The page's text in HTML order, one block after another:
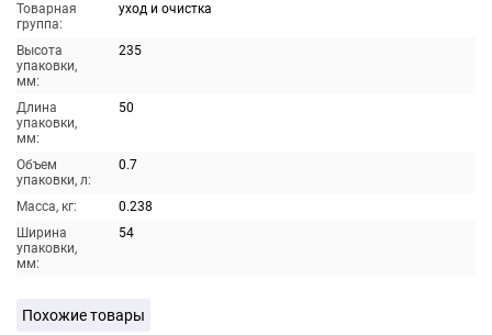
Товарная
группа:
уход и очистка
Высота
упаковки,
мм:
235
Длина
упаковки,
мм:
50
Объем
упаковки, л:
0.7
Масса, кг:
0.238
Ширина
упаковки,
мм:
54
Похожие товары